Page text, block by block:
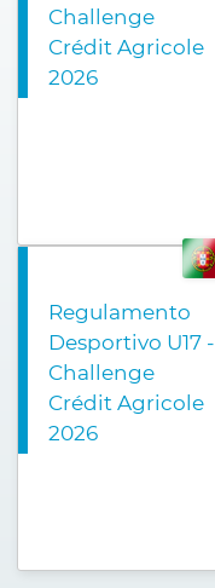
Challenge
Crédit Agricole
2026
Regulamento
Desportivo U17 -
Challenge
Crédit Agricole
2026